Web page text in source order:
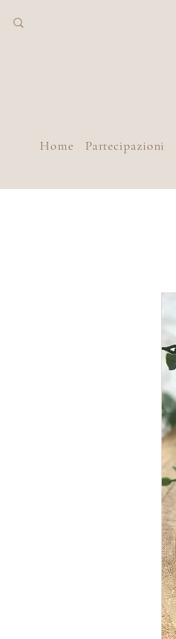
Home Partecipazioni